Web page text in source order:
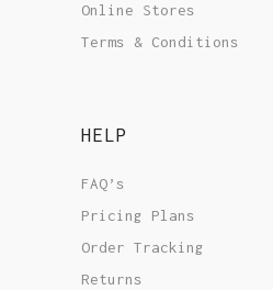
Online Stores
Terms & Conditions
HELP
FAQ’s
Pricing Plans
Order Tracking
Returns